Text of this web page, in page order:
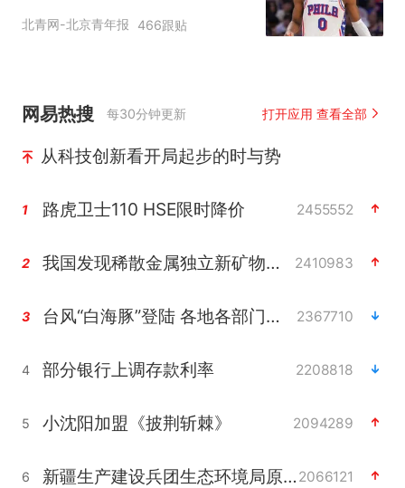
是谦逊
北青网-北京青年报 466跟贴
网易热搜 每30分钟更新 打开应用 查看全部
从科技创新看开局起步的时与势
1 路虎卫士110 HSE限时降价 2455552
2 我国发现稀散金属独立新矿物——乌斯河锗矿 2410983
3 台风“白海豚”登陆 各地各部门全力应对 2367710
4 部分银行上调存款利率 2208818
5 小沈阳加盟《披荆斩棘》 2094289
6 新疆生产建设兵团生态环境局原局长被查2066121